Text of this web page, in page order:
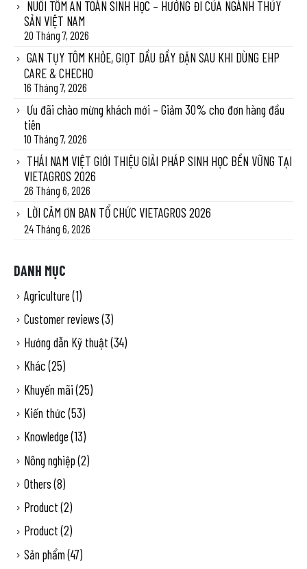
NUÔI TÔM AN TOÀN SINH HỌC – HƯỚNG ĐI CỦA NGÀNH THỦY
SẢN VIỆT NAM
20 Tháng 7, 2026
GAN TỤY TÔM KHỎE, GIỌT DẦU ĐẦY ĐẶN SAU KHI DÙNG EHP
CARE & CHECHO
16 Tháng 7, 2026
Ưu đãi chào mừng khách mới – Giảm 30% cho đơn hàng đầu
tiên
10 Tháng 7, 2026
THÁI NAM VIỆT GIỚI THIỆU GIẢI PHÁP SINH HỌC BỀN VỮNG TẠI
VIETAGROS 2026
26 Tháng 6, 2026
LỜI CẢM ƠN BAN TỔ CHỨC VIETAGROS 2026
24 Tháng 6, 2026
DANH MỤC
Agriculture(1)
Customer reviews(3)
Hướng dẫn Kỹ thuật(34)
Khác(25)
Khuyến mãi(25)
Kiến thức(53)
Knowledge(13)
Nông nghiệp(2)
Others(8)
Product(2)
Product(2)
Sản phẩm(47)